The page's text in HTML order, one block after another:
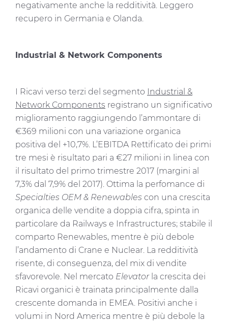
negativamente anche la redditività. Leggero
recupero in Germania e Olanda.
Industrial & Network Components
I Ricavi verso terzi del segmento Industrial &
Network Components registrano un significativo
miglioramento raggiungendo l’ammontare di
€369 milioni con una variazione organica
positiva del +10,7%. L’EBITDA Rettificato dei primi
tre mesi è risultato pari a €27 milioni in linea con
il risultato del primo trimestre 2017 (margini al
7,3% dal 7,9% del 2017). Ottima la perfomance di
Specialties OEM & Renewables con una crescita
organica delle vendite a doppia cifra, spinta in
particolare da Railways e Infrastructures; stabile il
comparto Renewables, mentre è più debole
l’andamento di Crane e Nuclear. La redditività
risente, di conseguenza, del mix di vendite
sfavorevole. Nel mercato Elevator la crescita dei
Ricavi organici è trainata principalmente dalla
crescente domanda in EMEA. Positivi anche i
volumi in Nord America mentre è più debole la